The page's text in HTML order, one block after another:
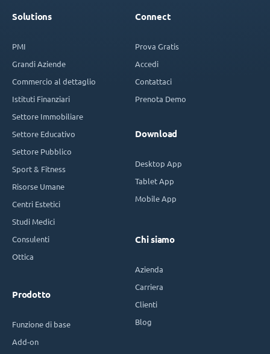
Solutions
PMI
Grandi Aziende
Commercio al dettaglio
Istituti Finanziari
Settore Immobiliare
Settore Educativo
Settore Pubblico
Sport & Fitness
Risorse Umane
Centri Estetici
Studi Medici
Consulenti
Ottica
Prodotto
Funzione di base
Add-on
Connect
Prova Gratis
Accedi
Contattaci
Prenota Demo
Download
Desktop App
Tablet App
Mobile App
Chi siamo
Azienda
Carriera
Clienti
Blog